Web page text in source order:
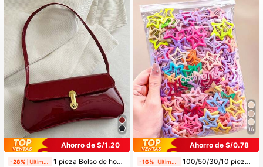
Ahorro de S/1.20
-28% 1 pieza Bolso de hombro y bandolera de cuero sintético aceitado retro para mujer, adecuado para citas, salidas, fiestas, banquetes, estética
16
Ahorro de S/0.78
-16% 100/50/30/10 piezas Lindos clips de estrella de cinco puntas estilo Y2K, clips de cabello coloridos, accesorios básicos para el cabello - Adecuados para niñas, uso diario en la escuela, fiestas, deportes, estética